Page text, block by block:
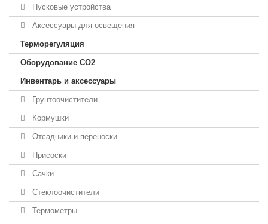
Пусковые устройства
Аксессуары для освещения
Терморегуляция
Оборудование CO2
Инвентарь и аксессуары
Грунтоочистители
Кормушки
Отсадники и переноски
Присоски
Сачки
Стеклоочистители
Термометры